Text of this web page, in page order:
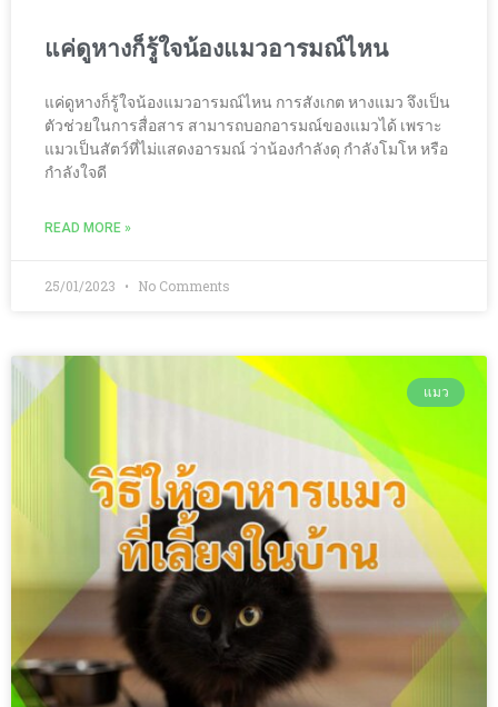
แค่ดูหางก็รู้ใจน้องแมวอารมณ์ไหน
แค่ดูหางก็รู้ใจน้องแมวอารมณ์ไหน การสังเกต หางแมว จึงเป็น
ตัวช่วยในการสื่อสาร สามารถบอกอารมณ์ของแมวได้ เพราะ
แมวเป็นสัตว์ที่ไม่แสดงอารมณ์ ว่าน้องกำลังดุ กำลังโมโห หรือ
กำลังใจดี
READ MORE »
25/01/2023 No Comments
แมว